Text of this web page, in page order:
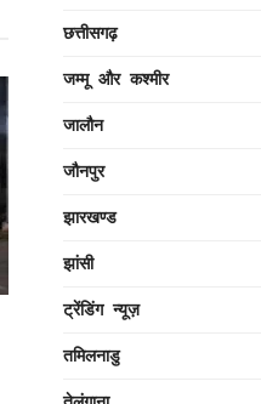
छत्तीसगढ़
जम्मू और कश्मीर
जालौन
जौनपुर
झारखण्ड
झांसी
ट्रेंडिंग न्यूज़
तमिलनाडु